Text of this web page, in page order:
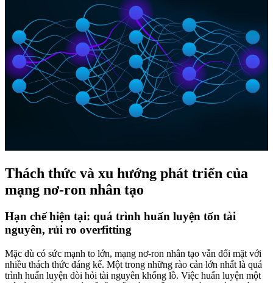
Thách thức và xu hướng phát triển của
mạng nơ-ron nhân tạo
Hạn chế hiện tại: quá trình huấn luyện tốn tài
nguyên, rủi ro overfitting
Mặc dù có sức mạnh to lớn, mạng nơ-ron nhân tạo vẫn đối mặt với
nhiều thách thức đáng kể. Một trong những rào cản lớn nhất là quá
trình huấn luyện đòi hỏi tài nguyên khổng lồ. Việc huấn luyện một